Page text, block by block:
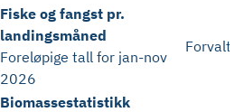
Fiske og fangst pr.
landingsmåned
Foreløpige tall for jan-nov
2026
Biomassestatistikk